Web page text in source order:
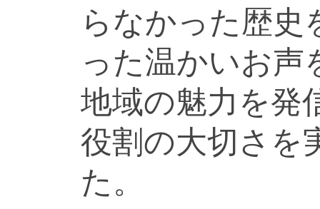
らなかった歴史
った温かいお声
地域の魅力を発
役割の大切さを
た。